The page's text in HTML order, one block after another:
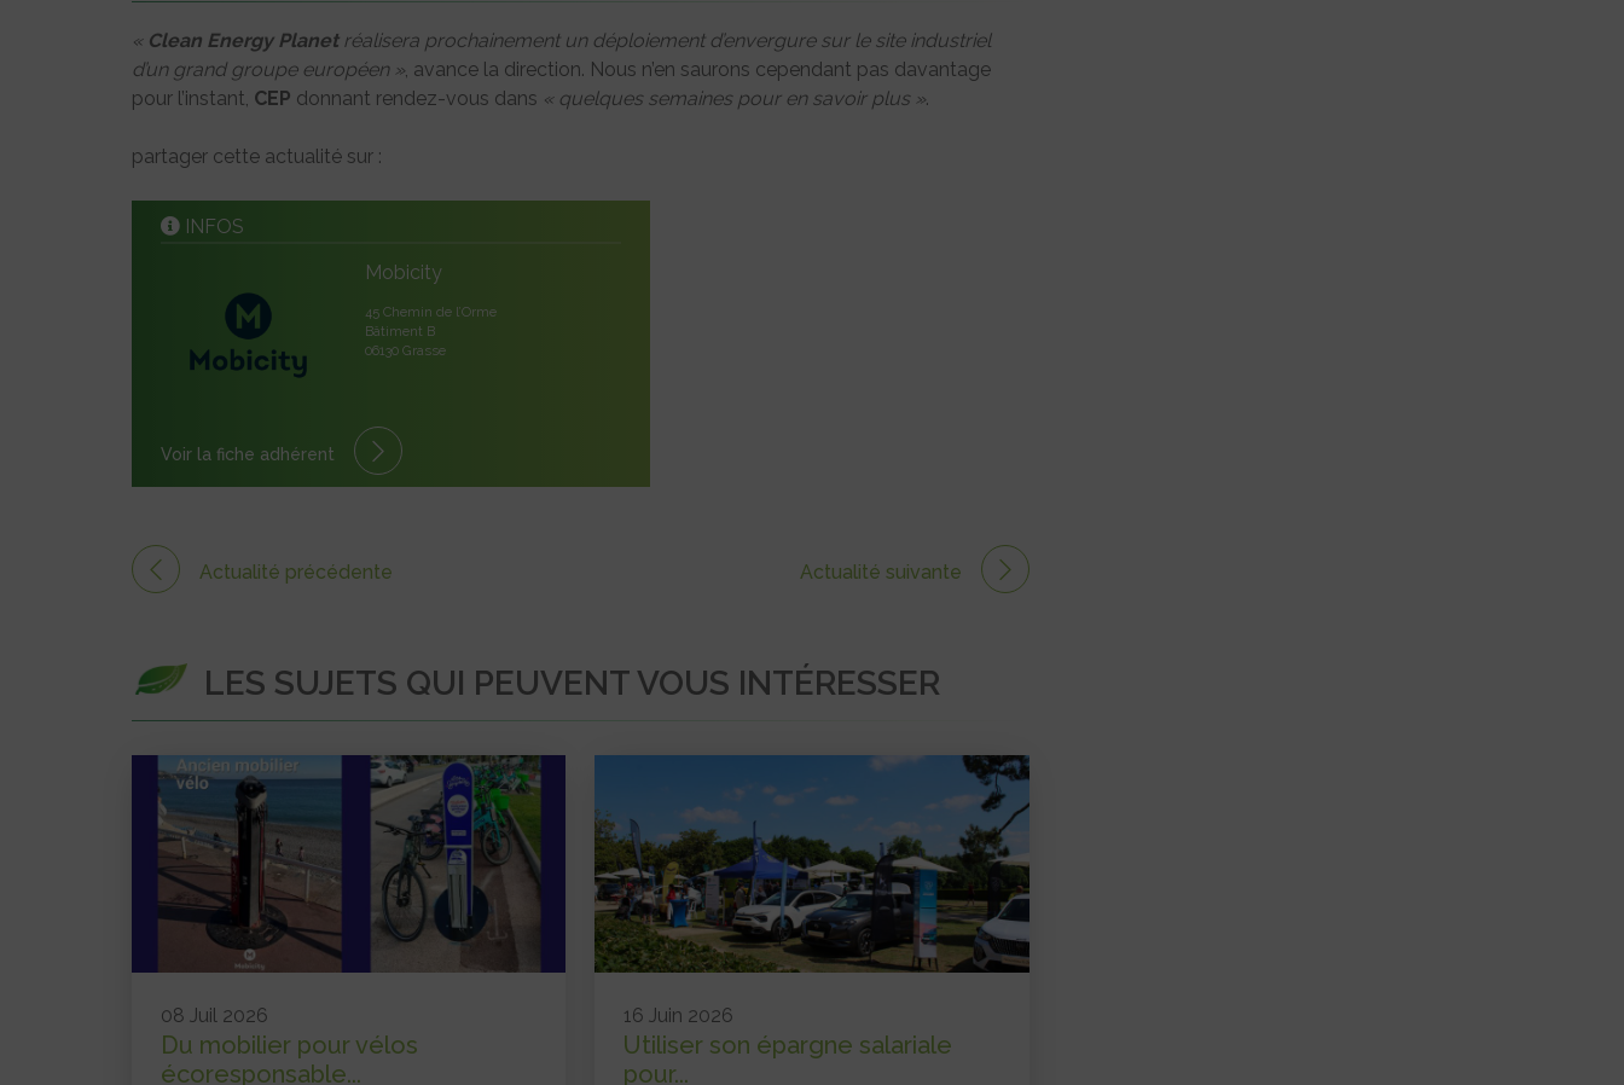
« Clean Energy Planetréalisera prochainement un déploiement d’envergure sur le site industriel
d’un grand groupe européen », avance la direction. Nous n’en saurons cependant pas davantage
pour l’instant, CEP donnant rendez-vous dans « quelques semaines pour en savoir plus ».
partager cette actualité sur :
INFOS
Mobicity
45 Chemin de l’Orme
Bâtiment B
06130 Grasse
Voir la fiche adhérent
Actualité précédente Actualité suivante
LES SUJETS QUI PEUVENT VOUS INTÉRESSER
08 Juil 2026
Du mobilier pour vélos
écoresponsable...
16 Juin 2026
Utiliser son épargne salariale
pour...